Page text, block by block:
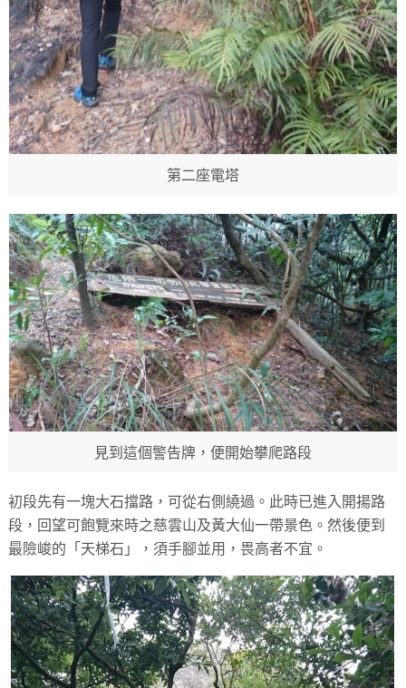
第二座電塔
見到這個警告牌，便開始攀爬路段
初段先有一塊大石擋路，可從右側繞過。此時已進入開揚路
段，回望可飽覽來時之慈雲山及黃大仙一帶景色。然後便到
最險峻的「天梯石」，須手腳並用，畏高者不宜。